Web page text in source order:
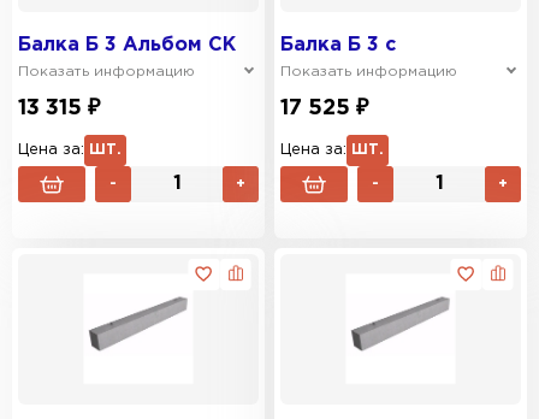
Балка Б 3 Альбом СК
Показать информацию
13 315 ₽
Цена за: ШТ.
- +
Балка Б 3 с
Показать информацию
17 525 ₽
Цена за: ШТ.
- +